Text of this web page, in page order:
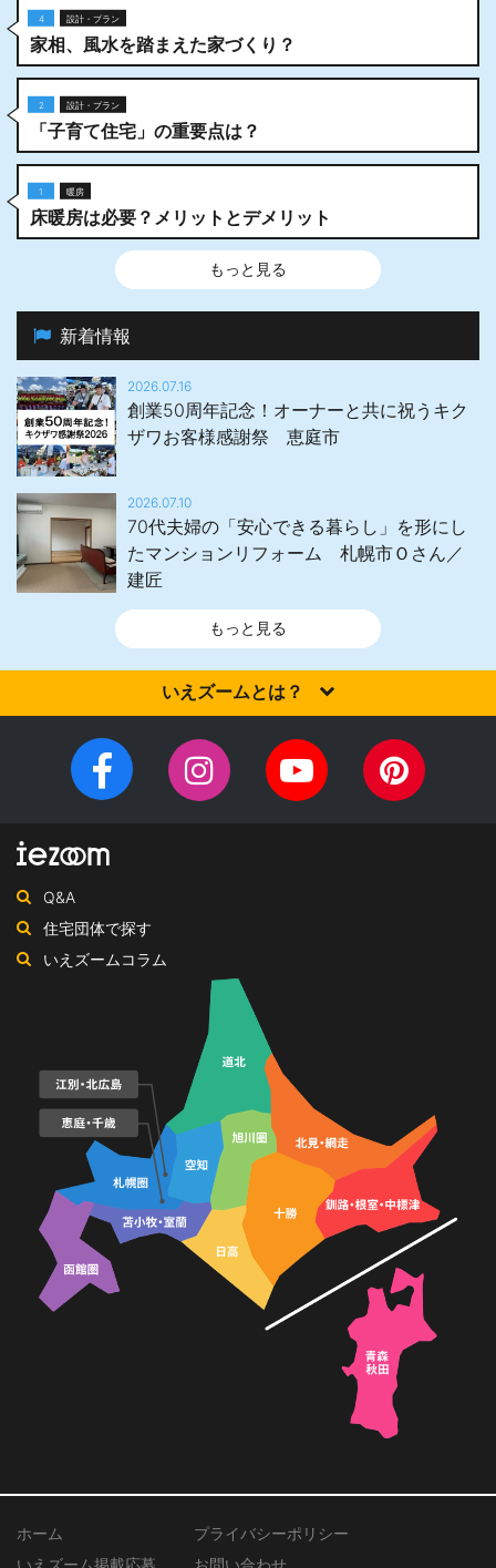
4 設計・プラン
家相、風水を踏まえた家づくり？
2 設計・プラン
「子育て住宅」の重要点は？
1 暖房
床暖房は必要？メリットとデメリット
もっと見る
新着情報
2026.07.16
創業50周年記念！オーナーと共に祝うキク
ザワお客様感謝祭 恵庭市
2026.07.10
70代夫婦の「安心できる暮らし」を形にし
たマンションリフォーム 札幌市Ｏさん／
建匠
もっと見る
いえズームとは？
住宅会社を選びませんか？iezoom（いえズーム）は（株）北海道
住宅新聞社が、日頃の住宅業界への取材を元に、優れたハウスメ
ーカー・工務店を紹介するサイトです。
Facebook
ー
ジ
InstagramYouTube
チ
Q&A
住宅団体で探す
いえズームコラム
ホーム
プライバシーポリシー
いえズーム掲載応募
お問い合わせ